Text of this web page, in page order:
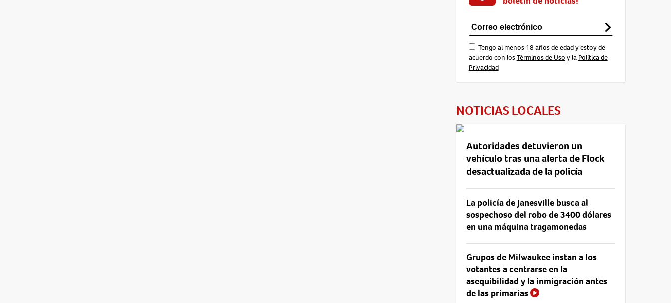
Tengo al menos 18 años de edad y estoy de
acuerdo con losTérminos de Uso y la Política de
Privacidad
NOTICIAS LOCALES
Autoridades detuvieron un
vehículo tras una alerta de Flock
desactualizada de la policía
La policía de Janesville busca al
sospechoso del robo de 3400 dólares
en una máquina tragamonedas
Grupos de Milwaukee instan a los
votantes a centrarse en la
asequibilidad y la inmigración antes
de las primarias